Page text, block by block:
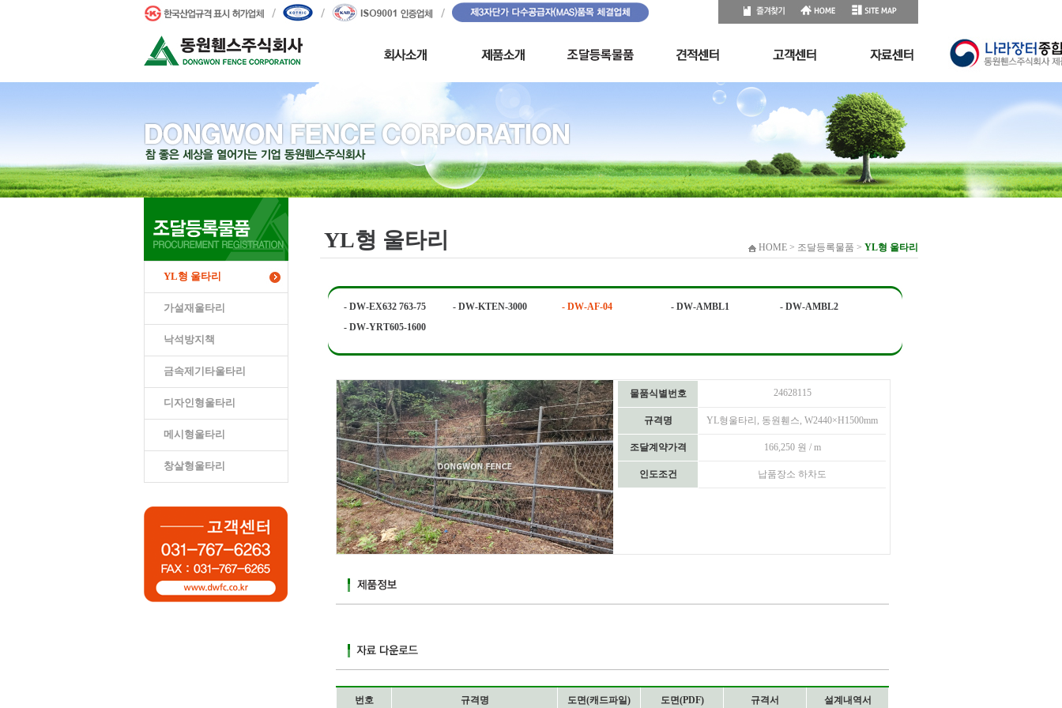
YL형 울타리
가설재울타리
낙석방지책
금속제기타울타리
디자인형울타리
메시형울타리
창살형울타리
YL형 울타리 HOME > 조달등록물품 > YL형 울타리
- DW-EX632 763-75 - DW-KTEN-3000 - DW-AF-04 - DW-AMBL1
- DW-AMBL2
- DW-YRT605-1600
물품식별번호 24628115
규격명 YL형울타리, 동원휀스, W2440×H1500mm
조달계약가격 166,250 원 / m
인도조건 납품장소 하차도
번호 규격명 도면(캐드파일) 도면(PDF) 규격서 설계내역서